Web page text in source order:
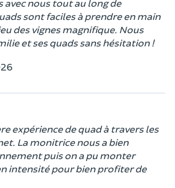
avec nous tout au long de
sont faciles à prendre en main
des vignes magnifique. Nous
et ses quads sans hésitation !
expérience de quad à travers les
La monitrice nous a bien
puis on a pu monter
intensité pour bien profiter de